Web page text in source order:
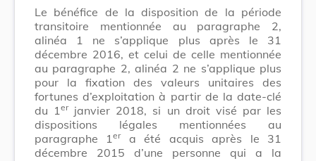
Le bénéfice de la disposition de la période
transitoire mentionnée au paragraphe 2,
alinéa 1 ne s’applique plus après le 31
décembre 2016, et celui de celle mentionnée
au paragraphe 2, alinéa 2 ne s’applique plus
pour la fixation des valeurs unitaires des
fortunes d’exploitation à partir de la date-clé
du 1erjanvier 2018, si un droit visé par les
dispositions légales mentionnées au
paragraphe 1era été acquis après le 31
décembre 2015 d’une personne qui a la